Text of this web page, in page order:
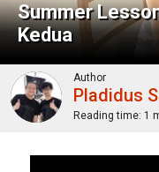
Summer
Kedua
Author
Pladidus
Reading time: 1